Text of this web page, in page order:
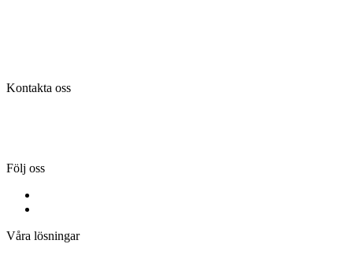
Kontakta oss
Följ oss
Våra lösningar